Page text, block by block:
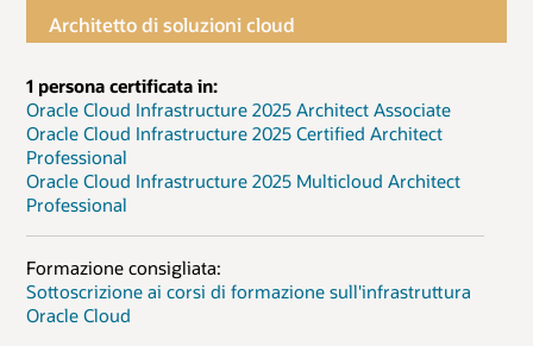
Architetto di soluzioni cloud
1 persona certificata in:
Oracle Cloud Infrastructure 2025 Architect Associate
Oracle Cloud Infrastructure 2025 Certified Architect
Professional
Oracle Cloud Infrastructure 2025 Multicloud Architect
Professional
Formazione consigliata:
Sottoscrizione ai corsi di formazione sull'infrastruttura
Oracle Cloud